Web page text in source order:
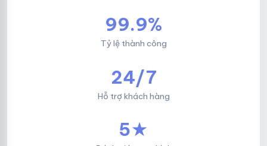
99.9%
Tỷ lệ thành công
24/7
Hỗ trợ khách hàng
5★